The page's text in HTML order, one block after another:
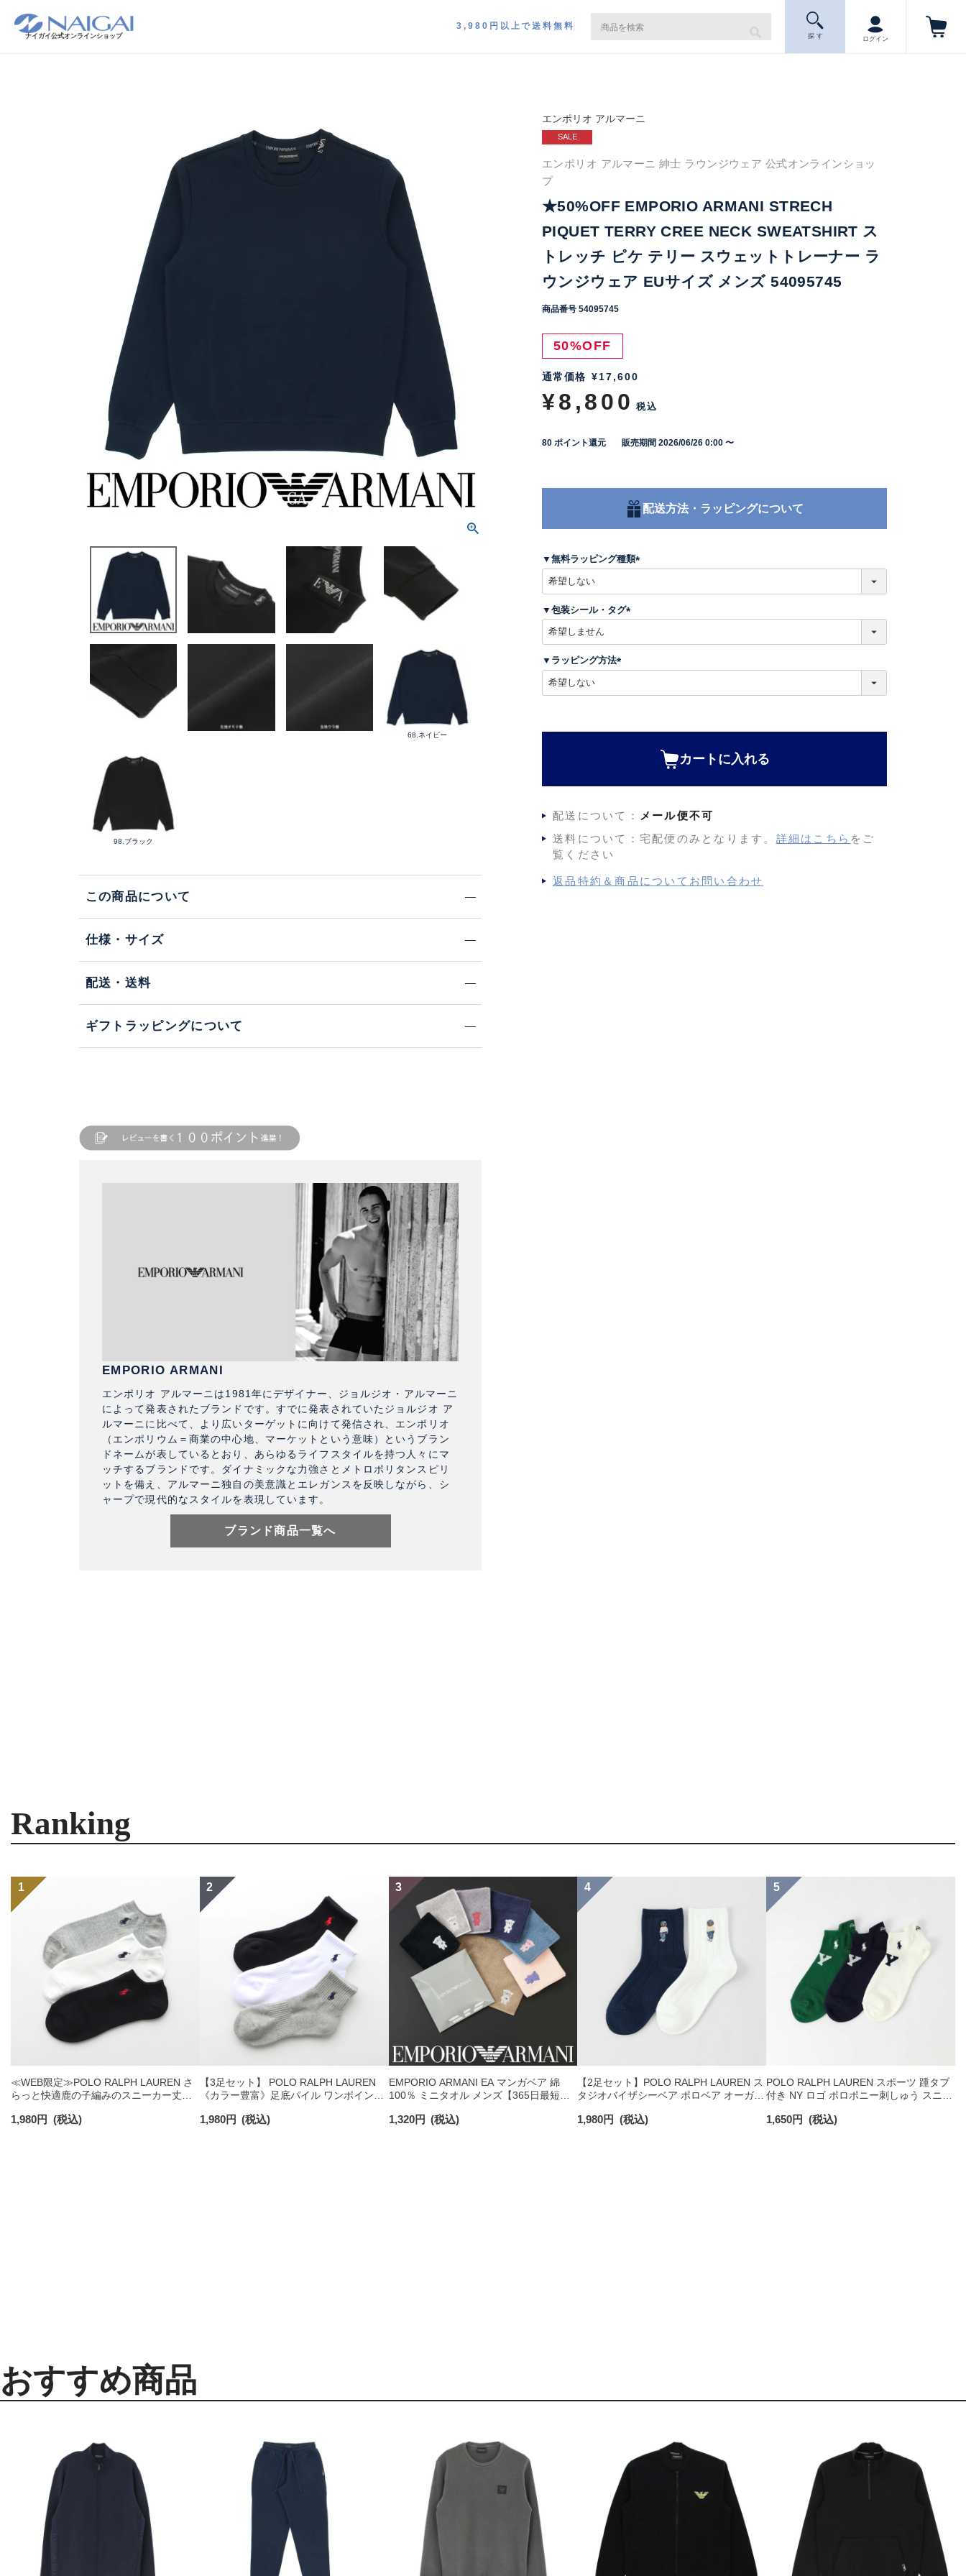
ナイガイ公式オンラインショップ
3,980円以上で送料無料
探 す ログイン
68.ネイビー
98.ブラック
この商品について
仕様・サイズ
配送・送料
ギフトラッピングについて
EMPORIO ARMANI
エンポリオ アルマーニは1981年にデザイナー、ジョルジオ・アルマーニ
によって発表されたブランドです。すでに発表されていたジョルジオ ア
ルマーニに比べて、より広いターゲットに向けて発信され、エンポリオ
（エンポリウム＝商業の中心地、マーケットという意味）というブラン
ドネームが表しているとおり、あらゆるライフスタイルを持つ人々にマ
ッチするブランドです。ダイナミックな力強さとメトロポリタンスピリ
ットを備え、アルマーニ独自の美意識とエレガンスを反映しながら、シ
ャープで現代的なスタイルを表現しています。
ブランド商品一覧へ
エンポリオ アルマーニ
SALE
エンポリオ アルマーニ 紳士 ラウンジウェア 公式オンラインショッ
プ
★50%OFF EMPORIO ARMANI STRECH
PIQUET TERRY CREE NECK SWEATSHIRT ス
トレッチ ピケ テリー スウェットトレーナー ラ
ウンジウェア EUサイズ メンズ 54095745
商品番号 54095745
50%OFF
通常価格 ¥17,600
¥8,800 税込
80 ポイント還元 販売期間 2026/06/26 0:00 〜
配送方法・ラッピングについて
▼無料ラッピング種類
)
▼包装シール・タグ
)
▼ラッピング方法
カートに入れる
配送について：
メール便不可
送料について：宅配便のみとなります。 詳細はこちら をご
覧ください
返品特約＆商品についてお問い合わせ
Ranking
≪WEB限定≫POLO RALPH LAUREN さ
らっと快適鹿の子編みのスニーカー丈ソ
ズ レディース 92022800
1,980円 (税込)
【3足セット】 POLO RALPH LAUREN
《カラー豊富》足底パイル ワンポイント
ンズ 92009604
1,980円 (税込)
EMPORIO ARMANI EA マンガベア 綿
100％ ミニタオル メンズ【365日最短翌
1,320円 (税込)
【2足セット】POLO RALPH LAUREN ス
タジオバイザシーベア ポロベア オーガニ
ンズ レディース 92009650
1,980円 (税込)
POLO RALPH LAUREN スポーツ 踵タブ
付き NY ロゴ ポロポニー刺しゅう スニー
ソックス 02022328
1,650円 (税込)
おすすめ商品